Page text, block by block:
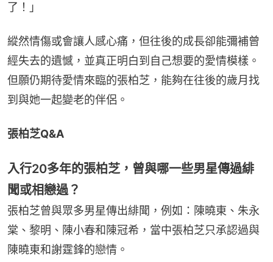
了！」
縱然情傷或會讓人感心痛，但往後的成長卻能彌補曾
經失去的遺憾，並真正明白到自己想要的愛情模樣。
但願仍期待愛情來臨的張柏芝，能夠在往後的歲月找
到與她一起變老的伴侶。
張柏芝Q&A
入行20多年的張柏芝，曾與哪一些男星傳過緋
聞或相戀過？
張柏芝曾與眾多男星傳出緋聞，例如：陳曉東、朱永
棠、黎明、陳小春和陳冠希，當中張柏芝只承認過與
陳曉東和謝霆鋒的戀情。